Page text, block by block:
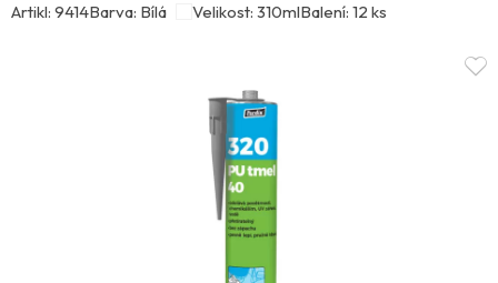
Artikl: 9414Barva: Bílá Velikost: 310mlBalení: 12 ks